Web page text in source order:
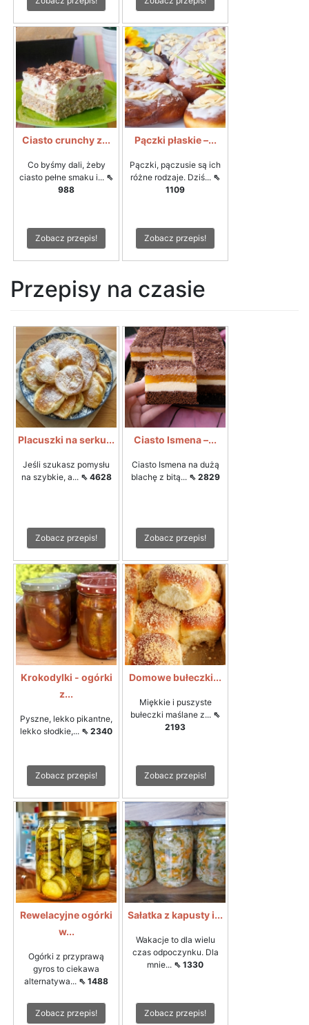
Ciasto crunchy z...
Co byśmy dali, żeby
ciasto pełne smaku i... ⇖
988
Zobacz przepis!
Pączki płaskie –...
Pączki, pączusie są ich
różne rodzaje. Dziś... ⇖
1109
Zobacz przepis!
Przepisy na czasie
Placuszki na serku...
Jeśli szukasz pomysłu
na szybkie, a... ⇖ 4628
Zobacz przepis!
Ciasto Ismena –...
Ciasto Ismena na dużą
blachę z bitą... ⇖ 2829
Zobacz przepis!
Krokodylki - ogórki
z...
Pyszne, lekko pikantne,
lekko słodkie,... ⇖ 2340
Zobacz przepis!
Domowe bułeczki...
Miękkie i puszyste
bułeczki maślane z... ⇖
2193
Zobacz przepis!
Rewelacyjne ogórki
w...
Ogórki z przyprawą
gyros to ciekawa
alternatywa... ⇖ 1488
Zobacz przepis!
Sałatka z kapusty i...
Wakacje to dla wielu
czas odpoczynku. Dla
mnie... ⇖ 1330
Zobacz przepis!